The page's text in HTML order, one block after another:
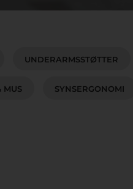
UNDERARMSSTØTTER
MUS SYNSERGONOMI